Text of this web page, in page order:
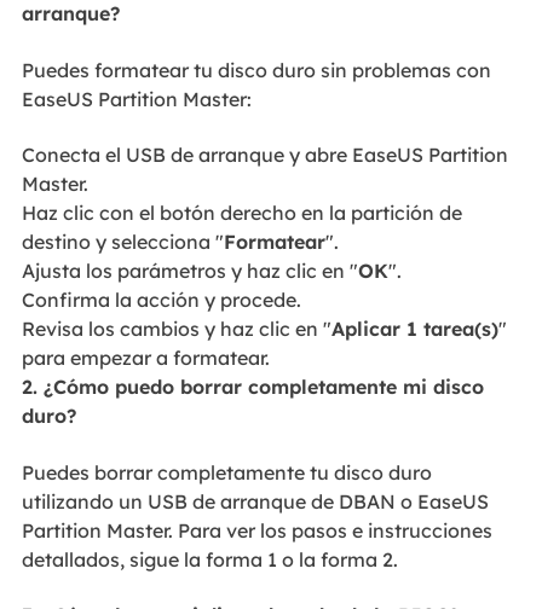
arranque?
Puedes formatear tu disco duro sin problemas con
EaseUS Partition Master:
Conecta el USB de arranque y abre EaseUS Partition
Master.
Haz clic con el botón derecho en la partición de
destino y selecciona "Formatear".
Ajusta los parámetros y haz clic en "OK".
Confirma la acción y procede.
Revisa los cambios y haz clic en "Aplicar 1 tarea(s)"
para empezar a formatear.
2. ¿Cómo puedo borrar completamente mi disco
duro?
Puedes borrar completamente tu disco duro
utilizando un USB de arranque de DBAN o EaseUS
Partition Master. Para ver los pasos e instrucciones
detallados, sigue la forma 1 o la forma 2.